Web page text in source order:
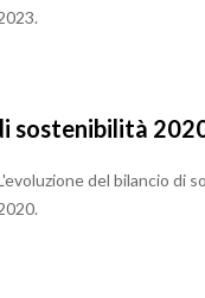
sostenibilità
del bilancio di